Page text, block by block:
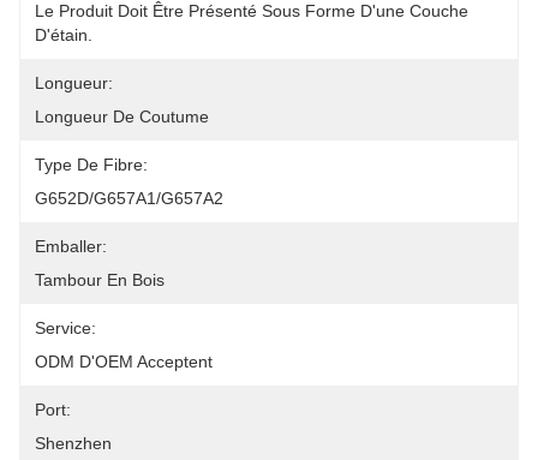
Le Produit Doit Être Présenté Sous Forme D'une Couche
D'étain.
Longueur:
Longueur De Coutume
Type De Fibre:
G652D/G657A1/G657A2
Emballer:
Tambour En Bois
Service:
ODM D'OEM Acceptent
Port:
Shenzhen